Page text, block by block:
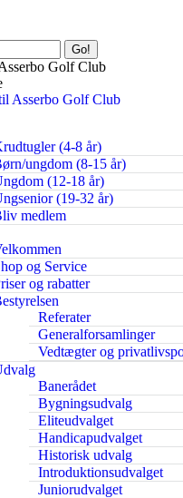
Golf Club
(4-8 år)
ungdom (8-15 år)
(12-18 år)
(19-32 år)
medlem
og Service
og rabatter
Referater
Generalforsamlinger
Vedtægter og
Banerådet
Bygningsudvalg
Eliteudvalget
Handicapudvalget
Historisk udvalg
Introduktionsudvalget
Juniorudvalget